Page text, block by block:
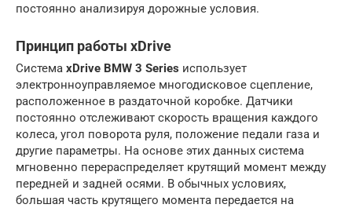
постоянно анализируя дорожные условия.
Принцип работы xDrive
Система xDrive BMW 3 Series использует
электронноуправляемое многодисковое сцепление,
расположенное в раздаточной коробке. Датчики
постоянно отслеживают скорость вращения каждого
колеса, угол поворота руля, положение педали газа и
другие параметры. На основе этих данных система
мгновенно перераспределяет крутящий момент между
передней и задней осями. В обычных условиях,
большая часть крутящего момента передается на